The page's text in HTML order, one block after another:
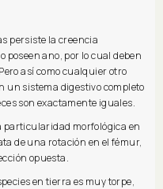
persiste la creencia
ano, por lo cual deben
así como cualquier otro
un sistema digestivo completo
son exactamente iguales.
particularidad morfológica en
de una rotación en el fémur,
opuesta.
en tierra es muy torpe,